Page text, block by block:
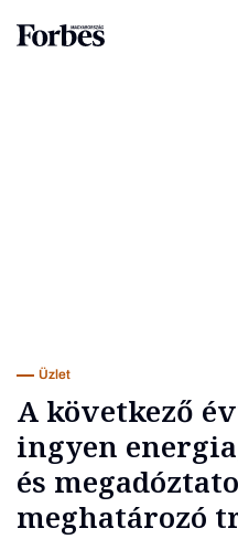
Üzlet
A következő
ingyen
és
meghatározó